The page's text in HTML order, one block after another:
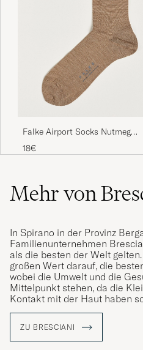
Falke Airport Socks Nutmeg
Melange
18€
Mehr von
In Spirano in der Provinz
Familienunternehmen
als die besten der Welt
großen Wert darauf, die
wobei die Umwelt und die
Mittelpunkt stehen, da die
Kontakt mit der Haut haben
investiert in eine enge
und Qualität zu gewährleisten.
ZU BRESCIANI